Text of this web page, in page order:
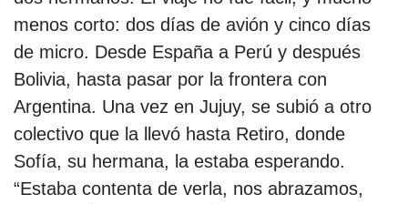
menos corto: dos días de avión y cinco días
de micro. Desde España a Perú y después
Bolivia, hasta pasar por la frontera con
Argentina. Una vez en Jujuy, se subió a otro
colectivo que la llevó hasta Retiro, donde
Sofía, su hermana, la estaba esperando.
“Estaba contenta de verla, nos abrazamos,